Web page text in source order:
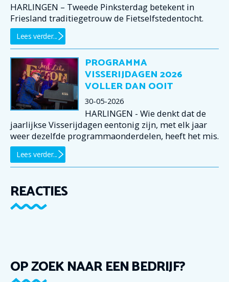
HARLINGEN – Tweede Pinksterdag betekent in
Friesland traditiegetrouw de Fietselfstedentocht.
Lees verder...
PROGRAMMA
VISSERIJDAGEN 2026
VOLLER DAN OOIT
30-05-2026
HARLINGEN - Wie denkt dat de
jaarlijkse Visserijdagen eentonig zijn, met elk jaar
weer dezelfde programmaonderdelen, heeft het mis.
Lees verder...
REACTIES
OP ZOEK NAAR EEN BEDRIJF?